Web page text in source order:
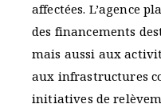
affectées. L’agence
des financements
mais aussi aux
aux infrastructures
initiatives de